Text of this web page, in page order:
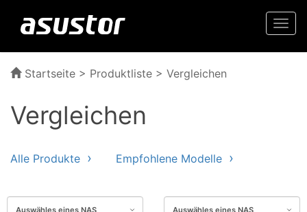
Startseite > Produktliste > Vergleichen
Vergleichen
Alle Produkte Empfohlene Modelle